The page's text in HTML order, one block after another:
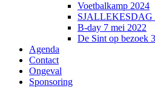
Voetbalkamp 2024
SJALLEKESDAG
B-day 7 mei 2022
De Sint op bezoek
Agenda
Contact
Ongeval
Sponsoring